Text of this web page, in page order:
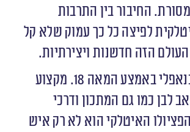
החיבור בין התרבות
לפיצה כל כך עמוק שלא קל
הזה חדשנות ויצירתיות.
הפיצה נולדה בנאפלי באמצע המאה 18. מקצוע
לבן כמו גם המתכון ודרכי
האיטלקי הוא לא רק איש